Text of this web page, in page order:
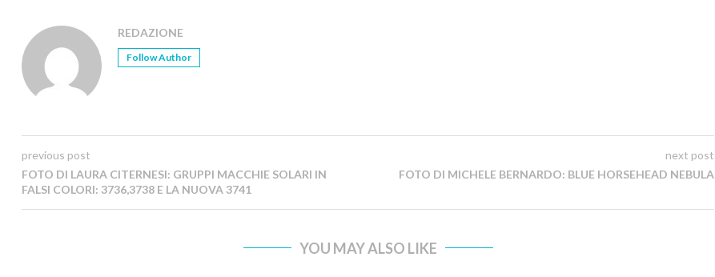
REDAZIONE
Follow Author
previous post
FOTO DI LAURA CITERNESI: GRUPPI MACCHIE SOLARI IN
FALSI COLORI: 3736,3738 E LA NUOVA 3741
next post
FOTO DI MICHELE BERNARDO: BLUE HORSEHEAD NEBULA
YOU MAY ALSO LIKE